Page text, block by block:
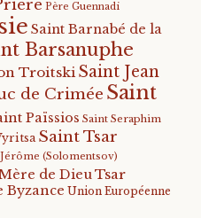
Père Guennadi
Saint Barnabé de la
Barsanuphe
Troitski Saint Jean
de Crimée Saint
Païssios Saint Seraphim
Saint Tsar
(Solomentsov)
de DieuTsar
Byzance Union Européenne